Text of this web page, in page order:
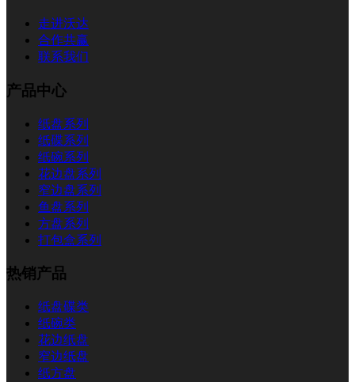
走进沃达
合作共赢
联系我们
产品中心
纸盘系列
纸碟系列
纸碗系列
花边盘系列
窄边盘系列
鱼盘系列
方盘系列
打包盒系列
热销产品
纸盘碟类
纸碗类
花边纸盘
窄边纸盘
纸方盘